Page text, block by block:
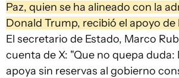
Paz, quien se ha alineado con la
Donald Trump, recibió el apoyo de
El secretario de Estado, Marco
cuenta de X: "Que no quepa duda:
apoya sin reservas al gobierno